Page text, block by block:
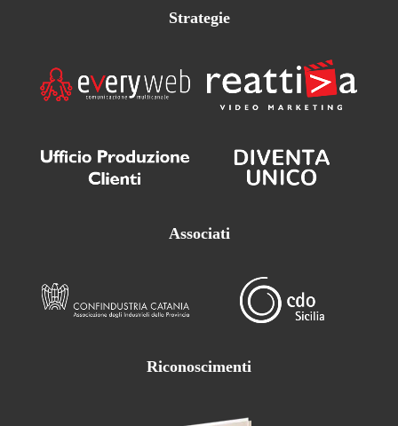
Strategie
Associati
Riconoscimenti